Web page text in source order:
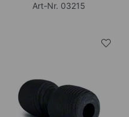
Art-Nr. 03215